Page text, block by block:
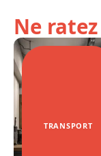
Ne
TRANSPORT